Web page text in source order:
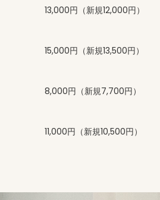
13,000円（新規12,000円）
15,000円（新規13,500円）
8,000円（新規7,700円）
11,000円（新規10,500円）